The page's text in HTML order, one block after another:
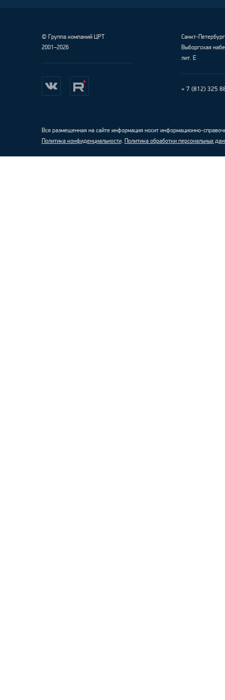
© Группа компаний ЦРТ
2001–2026
Санкт-Петербург
Выборгская
лит. Е
+ 7 (812) 325
Вся размещенная на сайте информация носит информационно-
Политика конфиденциальности. Политика обработки персональных